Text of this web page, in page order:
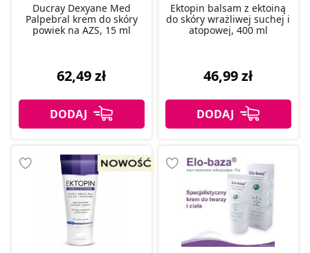
Ducray Dexyane Med
Palpebral krem do skóry
powiek na AZS, 15 ml
62,49 zł
Ektopin balsam z ektoiną
do skóry wrażliwej suchej i
atopowej, 400 ml
46,99 zł